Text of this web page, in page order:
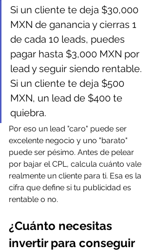
Si un cliente te deja $30,000
MXN de ganancia y cierras 1
de cada 10 leads, puedes
pagar hasta $3,000 MXN por
lead y seguir siendo rentable.
Si un cliente te deja $500
MXN, un lead de $400 te
quiebra.
Por eso un lead "caro" puede ser
excelente negocio y uno "barato"
puede ser pésimo. Antes de pelear
por bajar el CPL, calcula cuánto vale
realmente un cliente para ti. Esa es la
cifra que define si tu publicidad es
rentable o no.
¿Cuánto necesitas
invertir para conseguir